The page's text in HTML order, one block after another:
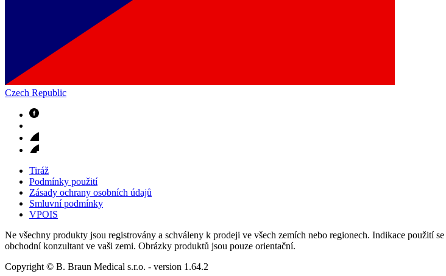
Odborné ambulance
Naše specializované ambulance jsou tu pro vás. Zvolte specializaci a město, které potřebujete, a objednejte
Czech Republic
Tiráž
Podmínky použití
Zásady ochrany osobních údajů
Smluvní podmínky
VPOIS
Ne všechny produkty jsou registrovány a schváleny k prodeji ve všech zemích nebo regionech. Indikace použití
obchodní konzultant ve vaši zemi. Obrázky produktů jsou pouze orientační.
Copyright © B. Braun Medical s.r.o. - version 1.64.2